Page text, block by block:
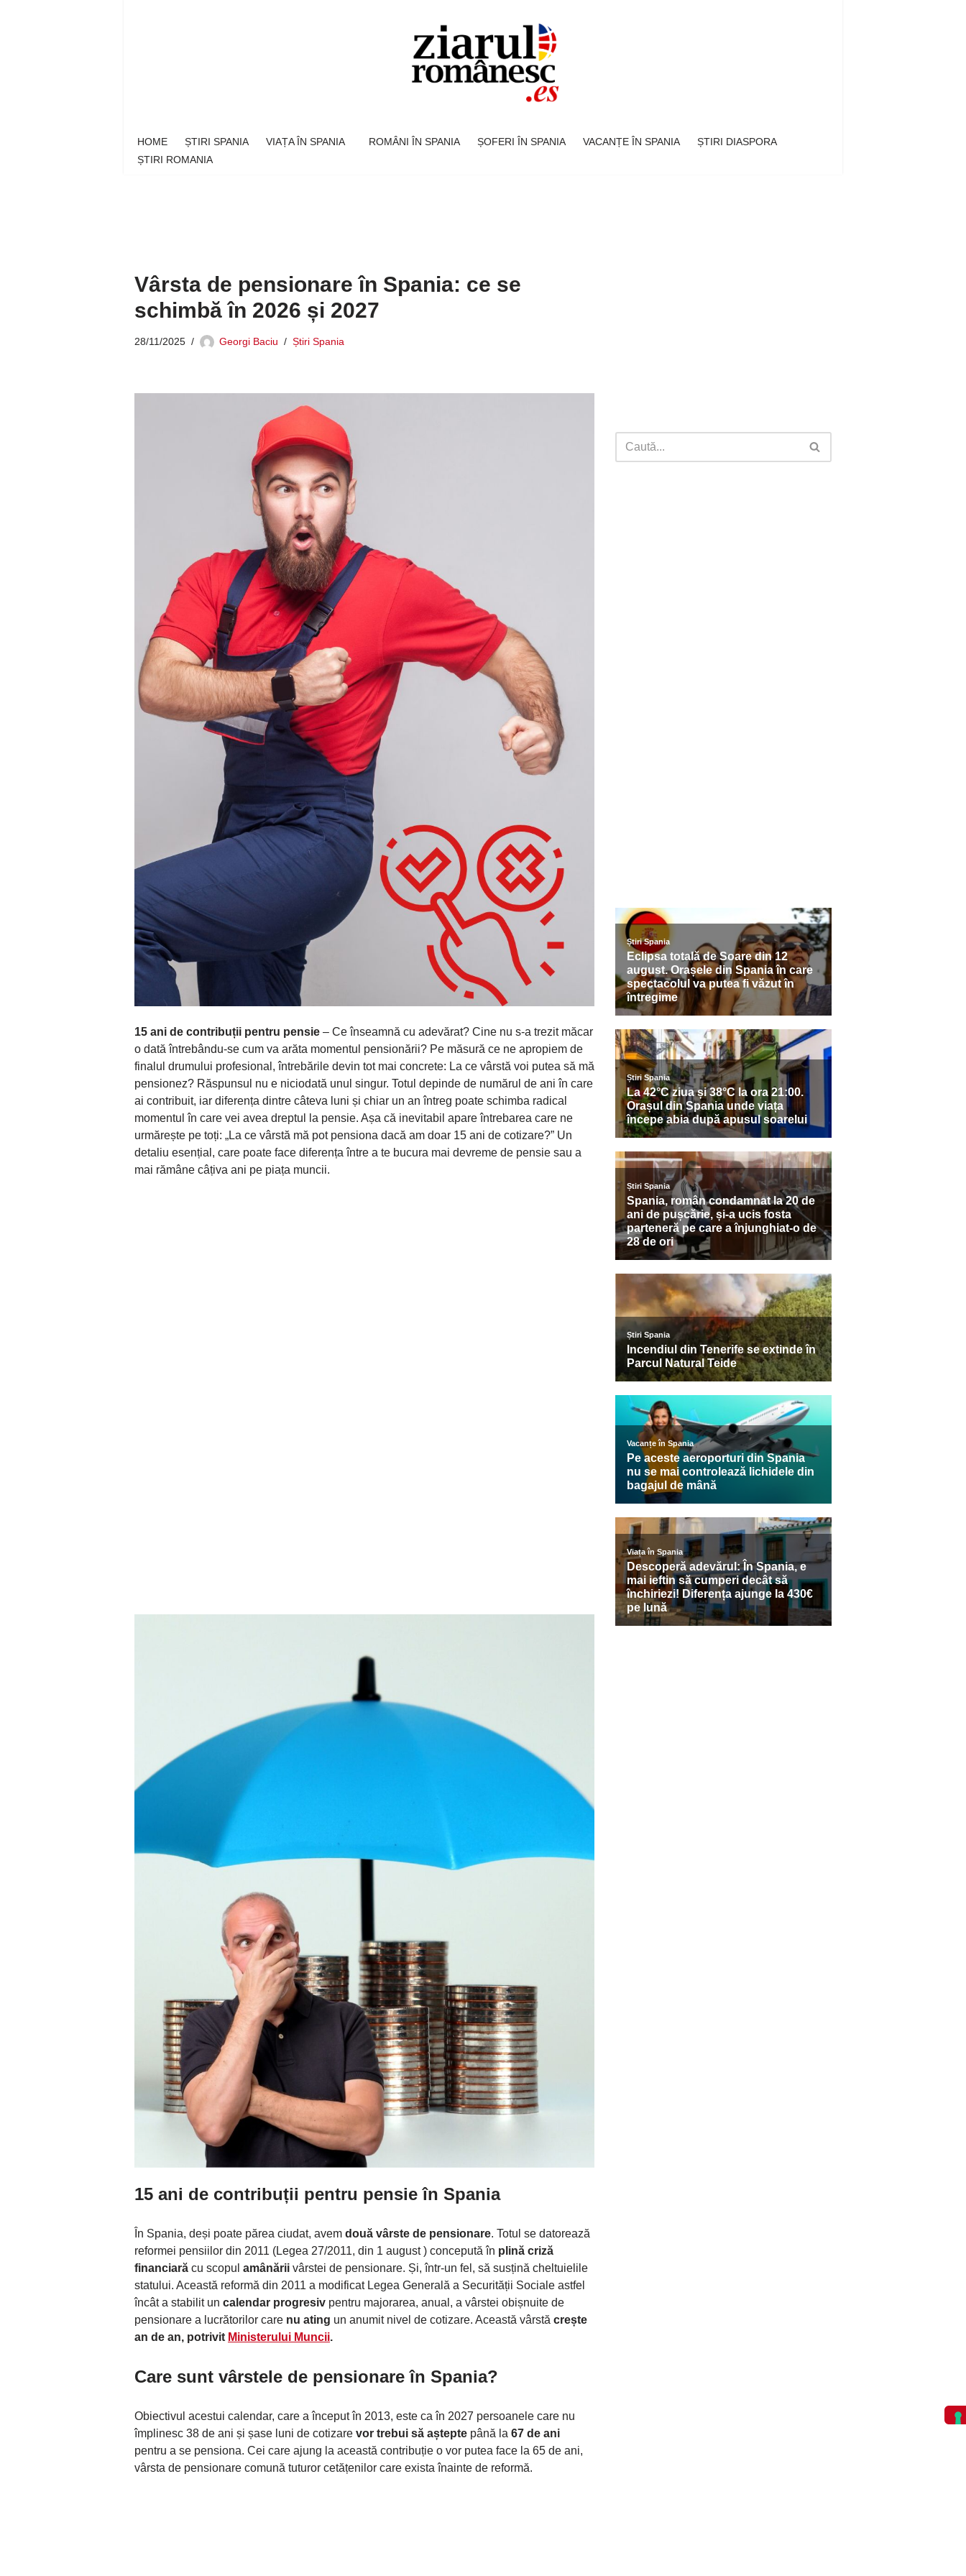
HOME ȘTIRI SPANIA VIAȚA ÎN SPANIA ROMÂNI ÎN SPANIA ȘOFERI ÎN SPANIA VACANȚE ÎN SPANIA
ȘTIRI DIASPORA
ȘTIRI ROMANIA
Vârsta de pensionare în Spania: ce se
schimbă în 2026 și 2027
28/11/2025 Georgi Baciu Știri Spania
15 ani de contribuții pentru pensie – Ce înseamnă cu adevărat? Cine nu s-a trezit măcar
o dată întrebându-se cum va arăta momentul pensionării? Pe măsură ce ne apropiem de
finalul drumului profesional, întrebările devin tot mai concrete: La ce vârstă voi putea să mă
pensionez? Răspunsul nu e niciodată unul singur. Totul depinde de numărul de ani în care
ai contribuit, iar diferența dintre câteva luni și chiar un an întreg poate schimba radical
momentul în care vei avea dreptul la pensie. Așa că inevitabil apare întrebarea care ne
urmărește pe toți: „La ce vârstă mă pot pensiona dacă am doar 15 ani de cotizare?” Un
detaliu esențial, care poate face diferența între a te bucura mai devreme de pensie sau a
mai rămâne câțiva ani pe piața muncii.
15 ani de contribuții pentru pensie în Spania
În Spania, deși poate părea ciudat, avem două vârste de pensionare. Totul se datorează
reformei pensiilor din 2011 (Legea 27/2011, din 1 august ) concepută în plină criză
financiară cu scopul amânării vârstei de pensionare. Și, într-un fel, să susțină cheltuielile
statului. Această reformă din 2011 a modificat Legea Generală a Securității Sociale astfel
încât a stabilit un calendar progresiv pentru majorarea, anual, a vârstei obișnuite de
pensionare a lucrătorilor care nu ating un anumit nivel de cotizare. Această vârstă crește
an de an, potrivit Ministerului Muncii.
Care sunt vârstele de pensionare în Spania?
Obiectivul acestui calendar, care a început în 2013, este ca în 2027 persoanele care nu
împlinesc 38 de ani și șase luni de cotizare vor trebui să aștepte până la 67 de ani
pentru a se pensiona. Cei care ajung la această contribuție o vor putea face la 65 de ani,
vârsta de pensionare comună tuturor cetățenilor care exista înainte de reformă.